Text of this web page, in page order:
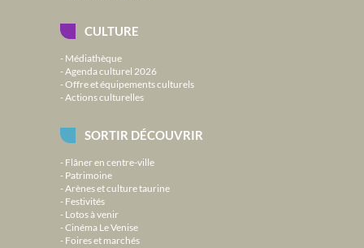
CULTURE
Médiathèque
Agenda culturel 2026
Offre et équipements culturels
Actions culturelles
SORTIR DÉCOUVRIR
Flâner en centre-ville
Patrimoine
Arènes et culture taurine
Festivités
Lotos à venir
Cinéma Le Venise
Foires et marchés